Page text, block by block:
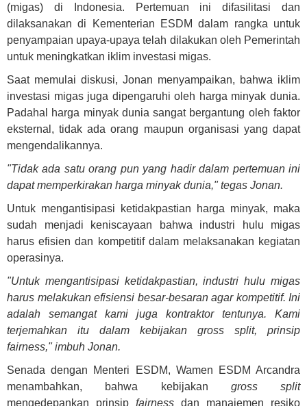
(migas) di Indonesia. Pertemuan ini difasilitasi dan
dilaksanakan di Kementerian ESDM dalam rangka untuk
penyampaian upaya-upaya telah dilakukan oleh Pemerintah
untuk meningkatkan iklim investasi migas.
Saat memulai diskusi, Jonan menyampaikan, bahwa iklim
investasi migas juga dipengaruhi oleh harga minyak dunia.
Padahal harga minyak dunia sangat bergantung oleh faktor
eksternal, tidak ada orang maupun organisasi yang dapat
mengendalikannya.
"Tidak ada satu orang pun yang hadir dalam pertemuan ini
dapat memperkirakan harga minyak dunia," tegas Jonan.
Untuk mengantisipasi ketidakpastian harga minyak, maka
sudah menjadi keniscayaan bahwa industri hulu migas
harus efisien dan kompetitif dalam melaksanakan kegiatan
operasinya.
"Untuk mengantisipasi ketidakpastian, industri hulu migas
harus melakukan efisiensi besar-besaran agar kompetitif. Ini
adalah semangat kami juga kontraktor tentunya. Kami
terjemahkan itu dalam kebijakan gross split, prinsip
fairness," imbuh Jonan.
Senada dengan Menteri ESDM, Wamen ESDM Arcandra
menambahkan, bahwa kebijakan gross split
mengedepankan prinsip fairness dan manajemen resiko